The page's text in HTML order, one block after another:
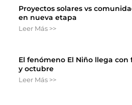
Proyectos solares vs
en nueva etapa
Leer Más >>
El fenómeno El Niño llega
y octubre
Leer Más >>